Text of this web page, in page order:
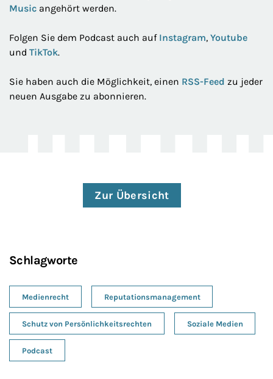
Music angehört werden.
Folgen Sie dem Podcast auch auf Instagram, Youtube
und TikTok.
Sie haben auch die Möglichkeit, einen RSS-Feed zu jeder
neuen Ausgabe zu abonnieren.
Zur Übersicht
Schlagworte
Medienrecht Reputationsmanagement
Schutz von Persönlichkeitsrechten Soziale Medien
Podcast